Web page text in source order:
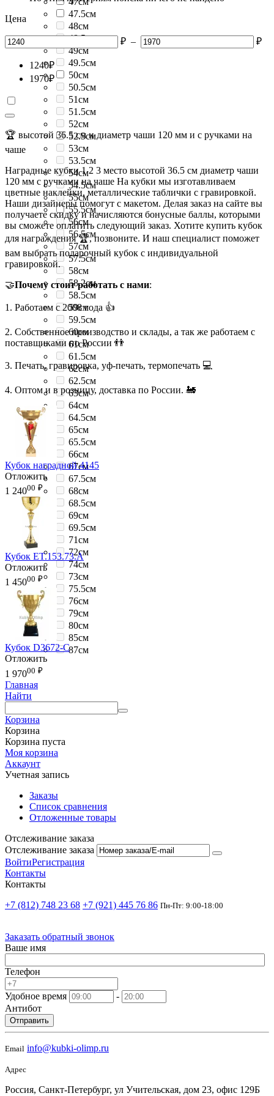
47.5см
48см
48.5см
49см
49.5см
50см
50.5см
51см
51.5см
52см
52.5см
53см
53.5см
54см
54.5см
55см
55.5см
56см
56.5см
57см
57.5см
58см
58.2см
58.5см
59см
59.5см
60см
61см
61.5см
62см
62.5см
63см
64см
64.5см
65см
65.5см
66см
67см
67.5см
68см
68.5см
69см
69.5см
71см
72см
74см
73см
75.5см
76см
79см
80см
85см
87см
Цена
₽ – ₽
1240₽
1970₽
🏆 высотой 36.5 см и диаметр чаши 120 мм и с ручками на
чаше
Наградные кубки 1 2 3 место высотой 36.5 см диаметр чаши
120 мм с ручками на чаше На кубки мы изготавливаем
цветные наклейки, металлические таблички с гравировкой.
Наши дизайнеры помогут с макетом. Делая заказ на сайте вы
получаете скидку и начисляются бонусные баллы, которыми
вы сможете оплатить следующий заказ. Хотите купить кубок
для награждения 🏆, позвоните. И наш специалист поможет
вам выбрать подарочный кубок с индивидуальной
гравировкой.
🤝Почему стоит работать с нами:
1. Работаем с 2008 года 👍
2. Собственное производство и склады, а так же работаем с
поставщиками по России 👬
3. Печать, гравировка, уф-печать, термопечать 💻
4. Оптом и в розницу, доставка по России. 🚂
Кубок наградной 4145
Отложить
1 24000 ₽
Кубок ET.153.73.A
Отложить
1 45000 ₽
Кубок D3672-C
Отложить
1 97000 ₽
Главная
Найти
Корзина
Корзина
Корзина пуста
Моя корзина
Аккаунт
Учетная запись
Заказы
Список сравнения
Отложенные товары
Отслеживание заказа
Отслеживание заказа
ВойтиРегистрация
Контакты
Контакты
+7 (812) 748 23 68 +7 (921) 445 76 86 Пн-Пт: 9:00-18:00
Заказать обратный звонок
Ваше имя
Телефон
Удобное время
-
Антибот
Отправить
Email info@kubki-olimp.ru
Адрес
Россия, Санкт-Петербург, ул Учительская, дом 23, офис 129Б